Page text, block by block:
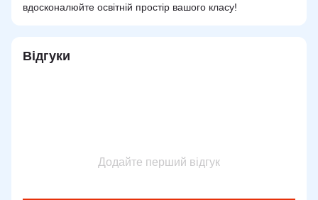
вдосконалюйте освітній простір вашого класу!
Відгуки
Додайте перший відгук